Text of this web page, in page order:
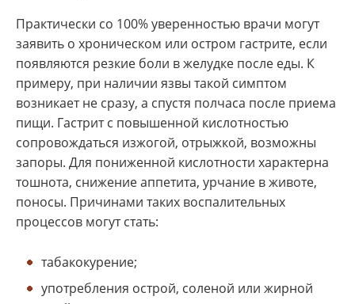
Практически со 100% уверенностью врачи могут
заявить о хроническом или остром гастрите, если
появляются резкие боли в желудке после еды. К
примеру, при наличии язвы такой симптом
возникает не сразу, а спустя полчаса после приема
пищи. Гастрит с повышенной кислотностью
сопровождаться изжогой, отрыжкой, возможны
запоры. Для пониженной кислотности характерна
тошнота, снижение аппетита, урчание в животе,
поносы. Причинами таких воспалительных
процессов могут стать:
табакокурение;
употребления острой, соленой или жирной